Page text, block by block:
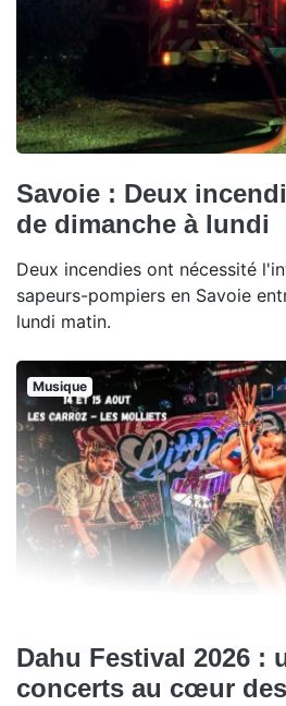
Savoie : Deux
de dimanche à lundi
Deux incendies ont nécessité
sapeurs-pompiers en Savoie
lundi matin.
Musique
Dahu Festival 2026 :
concerts au cœur